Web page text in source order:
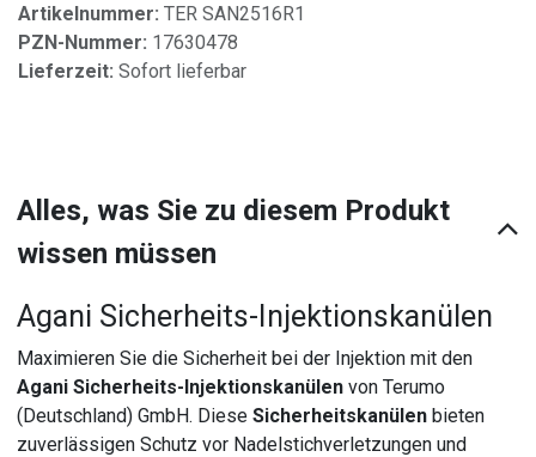
Artikelnummer: TER SAN2516R1
PZN-Nummer: 17630478
Lieferzeit: Sofort lieferbar
Alles, was Sie zu diesem Produkt
wissen müssen
Agani Sicherheits-Injektionskanülen
Maximieren Sie die Sicherheit bei der Injektion mit den
Agani Sicherheits-Injektionskanülen von Terumo
(Deutschland) GmbH. DieseSicherheitskanülen bieten
zuverlässigen Schutz vor Nadelstichverletzungen und